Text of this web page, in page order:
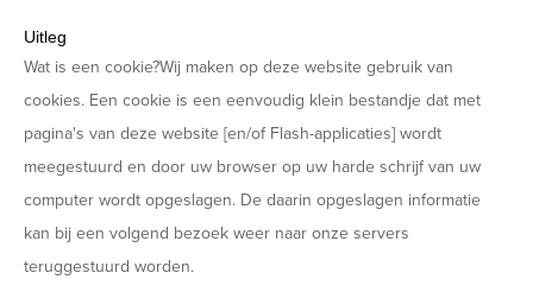
Uitleg
Wat is een cookie?Wij maken op deze website gebruik van
cookies. Een cookie is een eenvoudig klein bestandje dat met
pagina's van deze website [en/of Flash-applicaties] wordt
meegestuurd en door uw browser op uw harde schrijf van uw
computer wordt opgeslagen. De daarin opgeslagen informatie
kan bij een volgend bezoek weer naar onze servers
teruggestuurd worden.